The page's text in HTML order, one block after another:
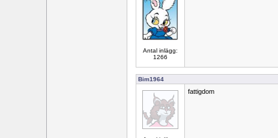
Antal inlägg:
1266
Bim1964
fattigdom